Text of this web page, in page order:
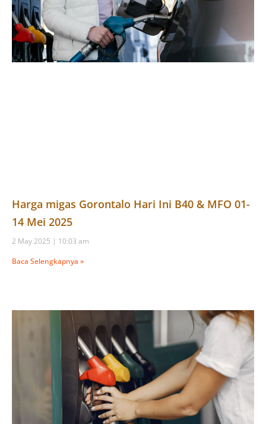
Harga migas Gorontalo Hari Ini B40 & MFO 01-
14 Mei 2025
2 May 2025
10:03 am
Baca Selengkapnya »